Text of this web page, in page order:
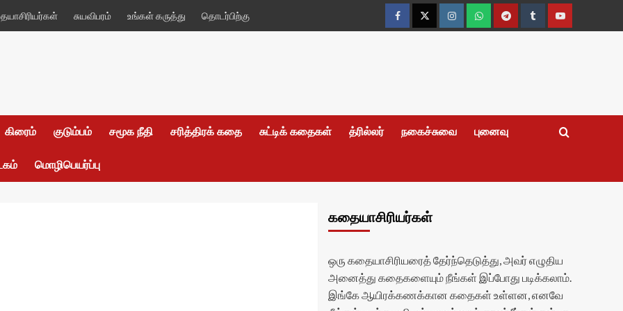
சுயவிபரம் உங்கள் கருத்து தொடர்பிற்கு
FacebookTwitterInstagramWhatsappTelegramTumblrYouTube
கிரைம் குடும்பம் சமூக நீதி சரித்திரக் கதை சுட்டிக் கதைகள் த்ரில்லர் நகைச்சுவை புனைவு
மொழிபெயர்ப்பு
கதையாசிரியர்கள்
ஒரு கதையாசிரியரைத் தேர்ந்தெடுத்து, அவர் எழுதிய
அனைத்து கதைகளையும் நீங்கள் இப்போது படிக்கலாம்.
இங்கே ஆயிரக்கணக்கான கதைகள் உள்ளன, எனவே